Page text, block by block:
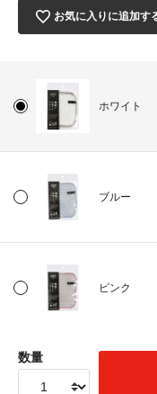
お気に入りに追加す
ホワイト
ブルー
ピンク
数量